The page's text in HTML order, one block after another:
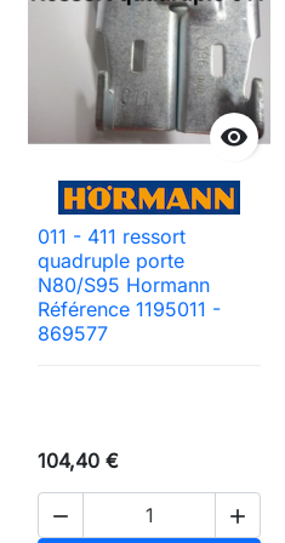

011 - 411 ressort
quadruple porte
N80/S95 Hormann
Référence 1195011 -
869577
104,40 €
 